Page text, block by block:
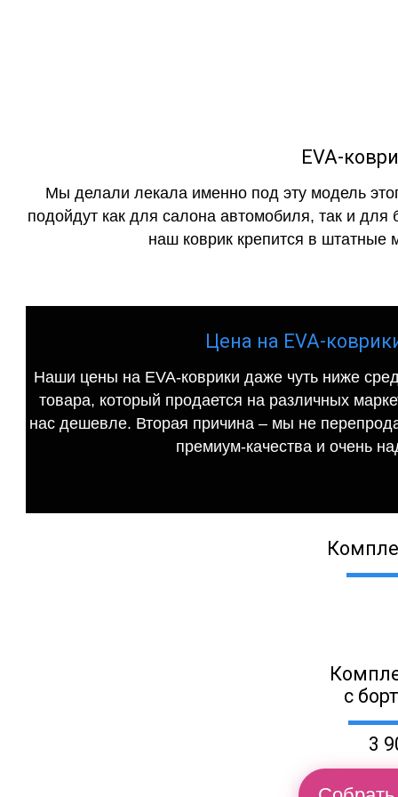
EVA-
Мы делали лекала именно под эту модель
подойдут как для салона автомобиля, так и для
наш коврик крепится в штатные
Цена на EVA-
Наши цены на EVA-коврики даже чуть ниже
товара, который продается на различных
нас дешевле. Вторая причина – мы не
премиум-качества и очень
с
3